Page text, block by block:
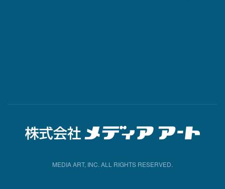
MEDIA ART, INC. ALL RIGHTS RESERVED.